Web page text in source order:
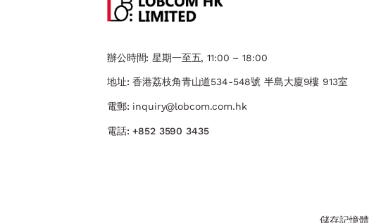
辦公時間: 星期一至五, 11:00 – 18:00
地址: 香港荔枝角青山道534-548號 ​半島大廈9樓 913室
電郵: inquiry@lobcom.com.hk
電話:+852 3590 3435
儲存記憶體